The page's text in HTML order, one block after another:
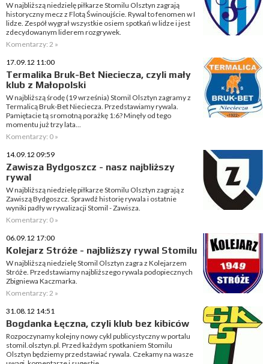
W najbliższą niedzielę piłkarze Stomilu Olsztyn zagrają
historyczny mecz z Flotą Świnoujście. Rywal to fenomen w I
lidze. Zespół wygrał wszystkie osiem spotkań w lidze i jest
zdecydowanym liderem rozgrywek.
Komentarzy: 2 »
17.09.12 11:00
Termalika Bruk-Bet Nieciecza, czyli mały
klub z Małopolski
W najbliższą środę (19 września) Stomil Olsztyn zagramy z
Termalicą Bruk-Bet Nieciecza. Przedstawiamy rywala.
Pamiętacie tą sromotną porażkę 1:6? Minęły od tego
momentu już trzy lata...
Komentarzy: 0 »
14.09.12 09:59
Zawisza Bydgoszcz - nasz najbliższy
rywal
W najbliższą niedzielę piłkarze Stomilu Olsztyn zagrają z
Zawiszą Bydgoszcz. Sprawdź historię rywala i ostatnie
wyniki padły w rywalizacji Stomil - Zawisza.
Komentarzy: 0 »
06.09.12 17:00
Kolejarz Stróże - najbliższy rywal Stomilu
W najbliższą niedzielę Stomil Olsztyn zagra z Kolejarzem
Stróże. Przedstawiamy najbliższego rywala podopiecznych
Zbigniewa Kaczmarka.
Komentarzy: 2 »
31.08.12 14:51
Bogdanka Łęczna, czyli klub bez kibiców
Rozpoczynamy kolejny nowy cykl publicystyczny w portalu
stomil.olsztyn.pl. Przed każdym spotkaniem Stomilu
Olsztyn będziemy przedstawiać rywala. Czekamy na wasze